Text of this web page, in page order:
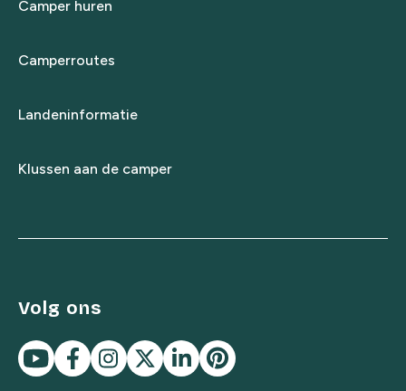
Camper huren
Camperroutes
Landeninformatie
Klussen aan de camper
Volg ons